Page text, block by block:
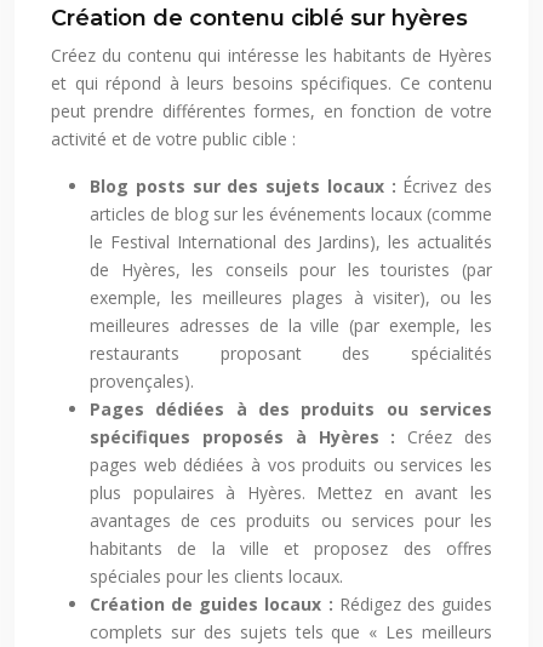
Création de contenu ciblé sur hyères
Créez du contenu qui intéresse les habitants de Hyères
et qui répond à leurs besoins spécifiques. Ce contenu
peut prendre différentes formes, en fonction de votre
activité et de votre public cible :
Blog posts sur des sujets locaux : Écrivez des
articles de blog sur les événements locaux (comme
le Festival International des Jardins), les actualités
de Hyères, les conseils pour les touristes (par
exemple, les meilleures plages à visiter), ou les
meilleures adresses de la ville (par exemple, les
restaurants proposant des spécialités
provençales).
Pages dédiées à des produits ou services
spécifiques proposés à Hyères : Créez des
pages web dédiées à vos produits ou services les
plus populaires à Hyères. Mettez en avant les
avantages de ces produits ou services pour les
habitants de la ville et proposez des offres
spéciales pour les clients locaux.
Création de guides locaux : Rédigez des guides
complets sur des sujets tels que « Les meilleurs